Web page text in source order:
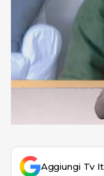
Aggiungi Tv